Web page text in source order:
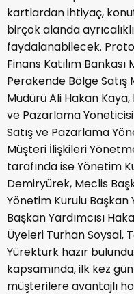
kartlardan ihtiyaç,
birçok alanda
faydalanabilecek.
Finans Katılım
Perakende Bölge Satış
Müdürü Ali Hakan
ve Pazarlama
Satış ve Pazarlama
Müşteri İlişkileri
tarafında ise Yönetim
Demiryürek, Meclis
Yönetim Kurulu Başkan
Başkan Yardımcısı
Üyeleri Turhan Soysal,
Yürektürk hazır
kapsamında, ilk kez
müşterilere avantajlı